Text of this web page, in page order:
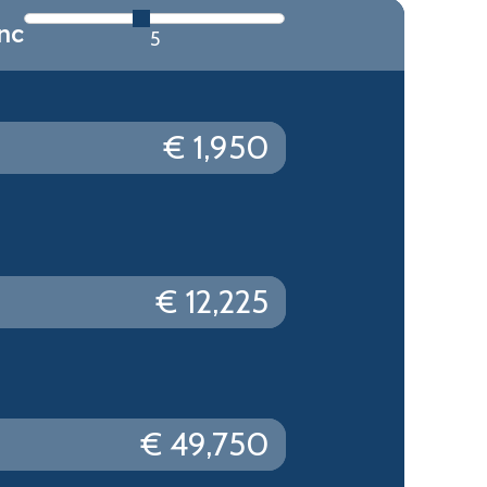
5
1,950
12,225
49,750